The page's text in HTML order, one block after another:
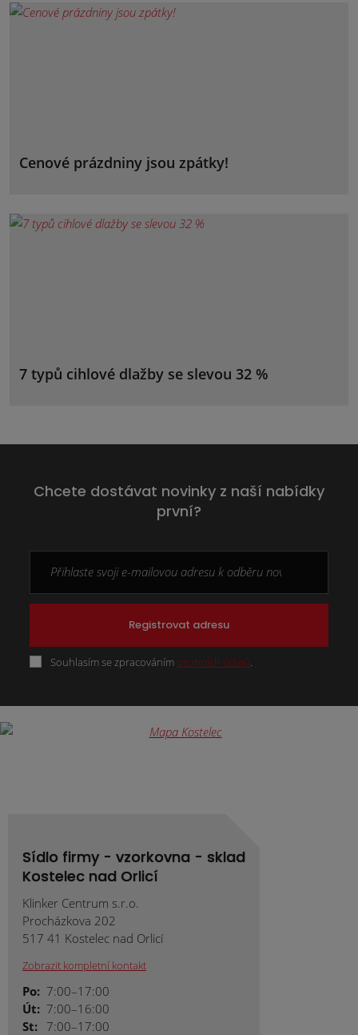
Cenové prázdniny jsou zpátky!
7 typů cihlové dlažby se slevou 32 %
Chcete dostávat novinky z naší nabídky
první?
Registrovat adresu
Souhlasím se zpracováním osobních údajů.
Sídlo firmy - vzorkovna - sklad
Kostelec nad Orlicí
Klinker Centrum s.r.o.
Procházkova 202
517 41 Kostelec nad Orlicí
Zobrazit kompletní kontakt
Po: 7:00–17:00
Út: 7:00–16:00
St: 7:00–17:00